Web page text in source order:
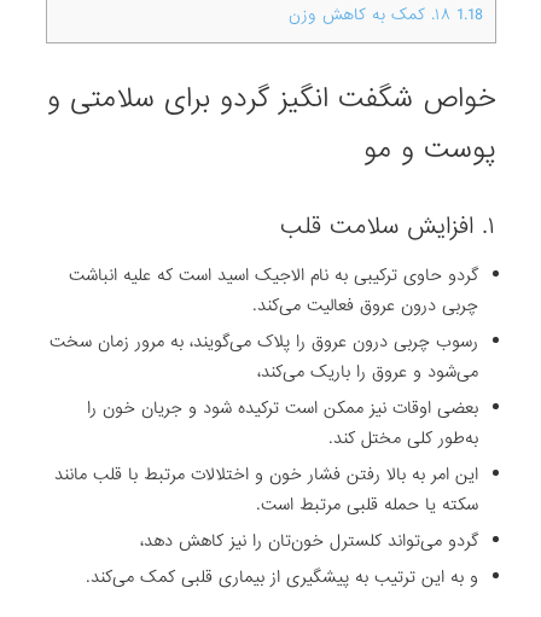
1.18
خواص شگفت انگیز گردو برای سلامتی و
پوست و مو
۱. افزایش سلامت قلب
گردو حاوی ترکیبی به نام الاجیک اسید است که علیه انباشت
چربی درون عروق فعالیت می‌کند.
رسوب چربی درون عروق را پلاک می‌گویند، به مرور زمان سخت
می‌شود و عروق را باریک می‌کند،
بعضی اوقات نیز ممکن است ترکیده شود و جریان خون را
به‌طور کلی مختل کند.
این امر به بالا رفتن فشار خون و اختلالات مرتبط با قلب مانند
سکته یا حمله قلبی مرتبط است.
گردو می‌تواند کلسترل خون‌تان را نیز کاهش دهد،
و به این ترتیب به پیشگیری از بیماری قلبی کمک می‌کند.